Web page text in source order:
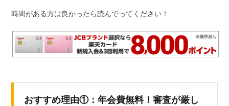
時間がある方は良かったら読んでってください！
おすすめ理由①：年会費無料！審査が厳し